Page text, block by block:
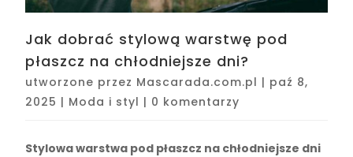
Jak dobrać stylową warstwę pod
płaszcz na chłodniejsze dni?
utworzone przez Mascarada.com.pl | paź 8,
2025 | Moda i styl | 0 komentarzy
Stylowa warstwa pod płaszcz na chłodniejsze dni